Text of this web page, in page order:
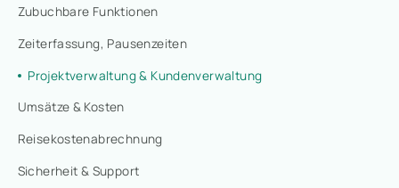
Zubuchbare Funktionen
Zeiterfassung, Pausenzeiten
Projektverwaltung & Kundenverwaltung
Umsätze & Kosten
Reisekostenabrechnung
Sicherheit & Support